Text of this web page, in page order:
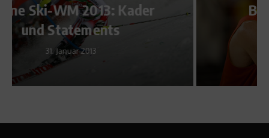
Basketball: Spanien ist
Europameister